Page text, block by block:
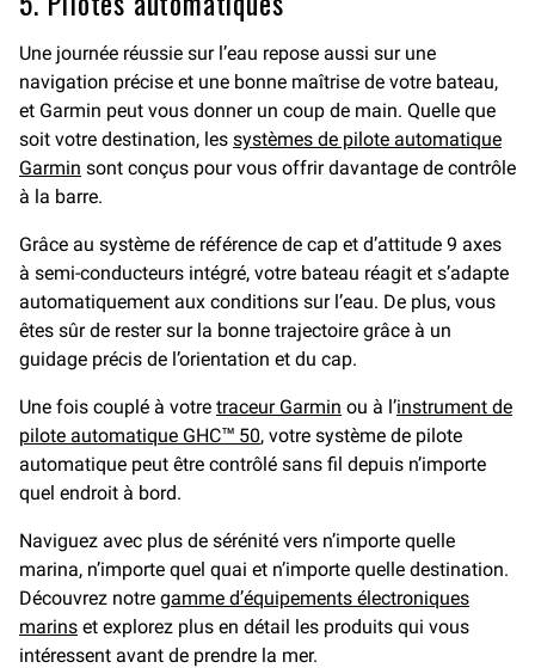
Une journée réussie sur l’eau repose aussi sur une
navigation précise et une bonne maîtrise de votre bateau,
et Garmin peut vous donner un coup de main. Quelle que
soit votre destination, les systèmes de pilote automatique
Garmin sont conçus pour vous offrir davantage de contrôle
à la barre.
Grâce au système de référence de cap et d’attitude 9 axes
à semi-conducteurs intégré, votre bateau réagit et s’adapte
automatiquement aux conditions sur l’eau. De plus, vous
êtes sûr de rester sur la bonne trajectoire grâce à un
guidage précis de l’orientation et du cap.
Une fois couplé à votre traceur Garmin ou à l’instrument de
pilote automatique GHC™ 50, votre système de pilote
automatique peut être contrôlé sans fil depuis n’importe
quel endroit à bord.
Naviguez avec plus de sérénité vers n’importe quelle
marina, n’importe quel quai et n’importe quelle destination.
Découvrez notre gamme d’équipements électroniques
marins et explorez plus en détail les produits qui vous
intéressent avant de prendre la mer.